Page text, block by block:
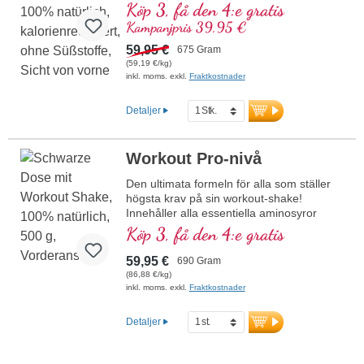
Den ultimata formulan för alla som ställer
högsta krav på sin träningsprodukt!
Innehåller hela spektrumet av essentiella
aminosyror (EAA) och grenade
aminosyror (BCAA), kombinerat med
acetyl-L-karnitin som stöd för
energiförsörjningen. Utan konstgjorda
– i stället med naturlig Bourbon-vanilj,
erytritol och stevia. Med D-pinitol för
optimerad biotillgänglighet av
näringsämnena. Utvecklad av läkare,
producerad i Tyskland – högsta kvalitet för
din träning.
Mer information om Workout Carb
Control
Köp 3, få den 4:e gratis
Kampanjpris 39,95 €
59,95 € 675 Gram
(59,19 €/kg)
inkl. moms. exkl. Fraktkostnader
Detaljer
Workout Pro-nivå
Den ultimata formeln för alla som ställer
högsta krav på sin workout-shake!
Innehåller alla essentiella aminosyror
(EAAs) samt BCAAs, kombinerat med
kreatin för mer muskelenergi och acetyl-L-
karnitin för optimal energiförsörjning till
mitokondrierna. Med D-pinitol för bättre
biotillgänglighet av de högkvalitativa
byggsten för ATP, DNA och
energimolekylen NADH. Workout Pro
Köp 3, få den 4:e gratis
59,95 € 690 Gram
(86,88 €/kg)
inkl. moms. exkl. Fraktkostnader
Detaljer